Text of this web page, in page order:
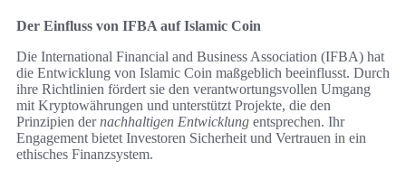
Der Einfluss von IFBA auf Islamic Coin
Die International Financial and Business Association (IFBA) hat
die Entwicklung von Islamic Coin maßgeblich beeinflusst. Durch
ihre Richtlinien fördert sie den verantwortungsvollen Umgang
mit Kryptowährungen und unterstützt Projekte, die den
Prinzipien dernachhaltigen Entwicklung entsprechen. Ihr
Engagement bietet Investoren Sicherheit und Vertrauen in ein
ethisches Finanzsystem.